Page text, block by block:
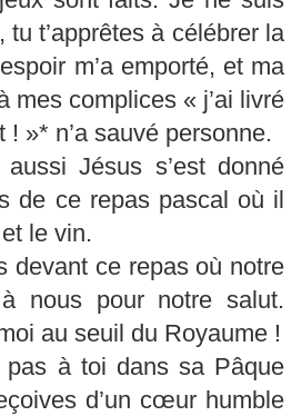
tu t’apprêtes à célébrer la
m’a emporté, et ma
mes complices « j’ai livré
»* n’a sauvé personne.
Jésus s’est donné
de ce repas pascal où il
le vin.
devant ce repas où notre
nous pour notre salut.
au seuil du Royaume !
pas à toi dans sa Pâque
d’un cœur humble